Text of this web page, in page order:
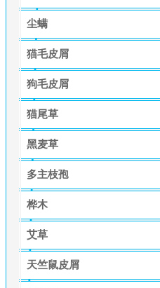
尘螨
猫毛皮屑
狗毛皮屑
猫尾草
黑麦草
多主枝孢
桦木
艾草
天竺鼠皮屑